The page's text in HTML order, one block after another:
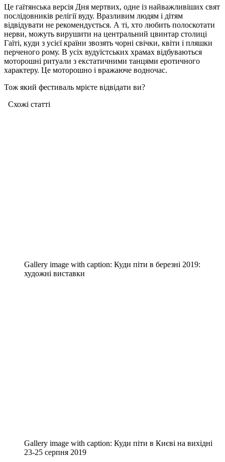
Це гаїтянська версія Дня мертвих, одне із найважливіших свят
послідовників релігії вуду. Вразливим людям і дітям
відвідувати не рекомендується. А ті, хто любить полоскотати
нерви, можуть вирушити на центральний цвинтар столиці
Гаїті, куди з усієї країни звозять чорні свічки, квіти і пляшки
перченого рому. В усіх вудуїстських храмах відбуваються
моторошні ритуали з екстатичними танцями еротичного
характеру. Це моторошно і вражаюче водночас.
Тож який фестиваль мрієте відвідати ви?
Схожі статтi
Gallery image with caption: Куди піти в березні 2019:
художні виставки
Gallery image with caption: Куди піти в Києві на вихідні
23-25 серпня 2019